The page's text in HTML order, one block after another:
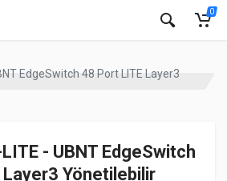
0
EdgeSwitch 48 Port LITE Layer3
- UBNT EdgeSwitch
Yönetilebilir